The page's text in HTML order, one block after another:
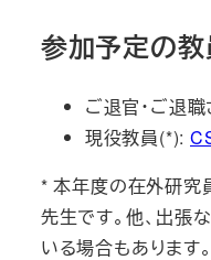
参加予定の教
ご退官・ご退
現役教員(*):
* 本年度の在外研究
先生です。他、出張
いる場合もあります。